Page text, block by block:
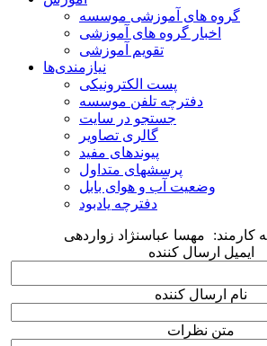
گروه های آموزشی موسسه
اخبار گروه های آموزشی
تقویم آموزشی
نیازمندی‌ها
پست الکترونیکی
دفترچه تلفن موسسه
جستجو در سایت
گالری تصاویر
پیوندهای مفید
پرسشهای متداول
وضعیت آب و هوای بابل
دفترچه یادبود
کارمند:
مهسا عباسنژاد زواردهی
ایمیل ارسال کننده
نام ارسال کننده
متن نظرات